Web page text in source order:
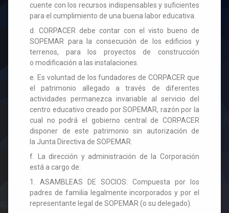
cuente con los recursos indispensables y suficientes
para el cumplimiento de una buena labor educativa.
d. CORPACER debe contar con el visto bueno de
SOPEMAR para la consecución de los edificios y
terrenos, para los proyectos de construcción
o modificación a las instalaciones.
e. Es voluntad de los fundadores de CORPACER que
el patrimonio allegado a través de diferentes
actividades permanezca invariable al servicio del
centro educativo creado por SOPEMAR, razón por la
cual no podrá el gobierno central de CORPACER
disponer de este patrimonio sin autorización de
la Junta Directiva de SOPEMAR.
f. La dirección y administración de la Corporación
está a cargo de:
1. ASAMBLEAS DE SOCIOS: Compuesta por los
padres de familia legalmente incorporados y por el
representante legal de SOPEMAR (o su delegado).